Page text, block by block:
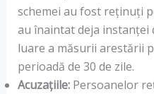
schemei au fost reținuți
au înaintat deja instanței
luare a măsurii arestării
perioadă de 30 de zile.
Acuzațiile:Persoanelor